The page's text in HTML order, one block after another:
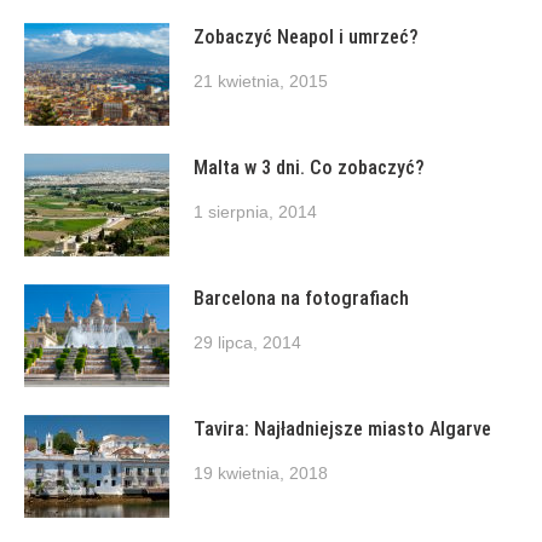
Zobaczyć Neapol i umrzeć?
21 kwietnia, 2015
Malta w 3 dni. Co zobaczyć?
1 sierpnia, 2014
Barcelona na fotografiach
29 lipca, 2014
Tavira: Najładniejsze miasto Algarve
19 kwietnia, 2018